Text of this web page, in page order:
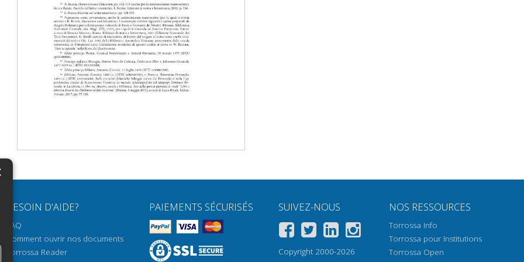
BESOIN D'AIDE?
FAQ
Comment ouvrir nos documents
Torrossa Reader
PAIEMENTS SÉCURISÉS SUIVEZ-NOUS
Copyright 2000-2026
NOS RESSOURCES
Torrossa Info
Torrossa pour Institutions
Torrossa Open